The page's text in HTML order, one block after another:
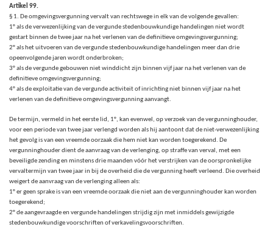
Artikel 99.
§ 1. De omgevingsvergunning vervalt van rechtswege in elk van de volgende gevallen:
1° als de verwezenlijking van de vergunde stedenbouwkundige handelingen niet wordt
gestart binnen de twee jaar na het verlenen van de definitieve omgevingsvergunning;
2° als het uitvoeren van de vergunde stedenbouwkundige handelingen meer dan drie
opeenvolgende jaren wordt onderbroken;
3° als de vergunde gebouwen niet winddicht zijn binnen vijf jaar na het verlenen van de
definitieve omgevingsvergunning;
4° als de exploitatie van de vergunde activiteit of inrichting niet binnen vijf jaar na het
verlenen van de definitieve omgevingsvergunning aanvangt.
De termijn, vermeld in het eerste lid, 1°, kan evenwel, op verzoek van de vergunninghouder,
voor een periode van twee jaar verlengd worden als hij aantoont dat de niet-verwezenlijking
het gevolg is van een vreemde oorzaak die hem niet kan worden toegerekend. De
vergunninghouder dient de aanvraag van de verlenging, op straffe van verval, met een
beveiligde zending en minstens drie maanden vóór het verstrijken van de oorspronkelijke
vervaltermijn van twee jaar in bij de overheid die de vergunning heeft verleend. Die overheid
weigert de aanvraag van de verlenging alleen als:
1° er geen sprake is van een vreemde oorzaak die niet aan de vergunninghouder kan worden
toegerekend;
2° de aangevraagde en vergunde handelingen strijdig zijn met inmiddels gewijzigde
stedenbouwkundige voorschriften of verkavelingsvoorschriften.